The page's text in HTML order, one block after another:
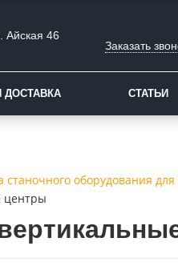
Айская 46
Заказать
ДОСТАВКА СТАТЬИ
станочного оборудования
центры